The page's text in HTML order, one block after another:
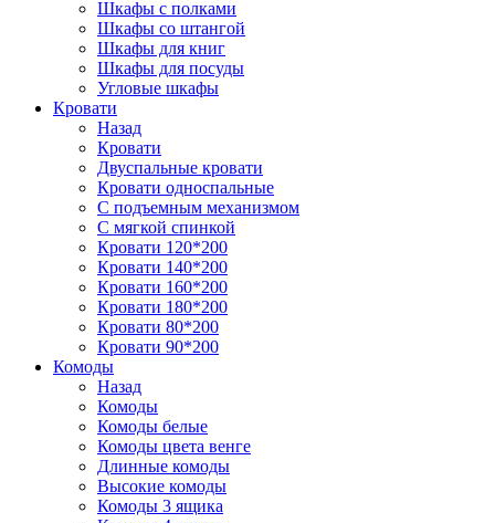
Шкафы с полками
Шкафы со штангой
Шкафы для книг
Шкафы для посуды
Угловые шкафы
Кровати
Назад
Кровати
Двуспальные кровати
Кровати односпальные
С подъемным механизмом
С мягкой спинкой
Кровати 120*200
Кровати 140*200
Кровати 160*200
Кровати 180*200
Кровати 80*200
Кровати 90*200
Комоды
Назад
Комоды
Комоды белые
Комоды цвета венге
Длинные комоды
Высокие комоды
Комоды 3 ящика